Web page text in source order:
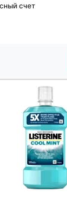
счет